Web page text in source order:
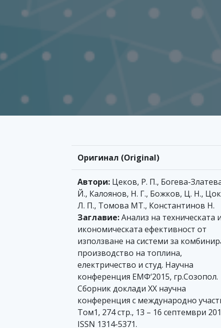
Оригинал (Original)
Автори: Цеков, Р. П., Богева-
Й., Калоянов, Н. Г., Божков, Ц. Н.,
Л. П., Томова МТ., Константинов Н.
Заглавие:Анализ на техническата
икономическата ефективност от
използване на системи за
производство на топлина,
електричество и студ. Научна
конференция ЕМФ‘2015, гр.Созопол.
Сборник доклади XX научна
конференция с международно
Том1, 274 стр., 13 – 16 септември
ISSN 1314-5371.